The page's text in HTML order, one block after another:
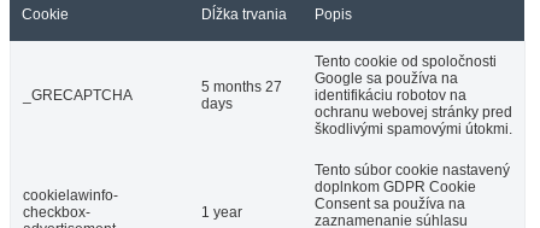
Cookie Dĺžka trvania Popis
_GRECAPTCHA
5 months 27
days
Tento cookie od spoločnosti
Google sa používa na
identifikáciu robotov na
ochranu webovej stránky pred
škodlivými spamovými útokmi.
cookielawinfo-
checkbox-
1 year
Tento súbor cookie nastavený
doplnkom GDPR Cookie
Consent sa používa na
zaznamenanie súhlasu